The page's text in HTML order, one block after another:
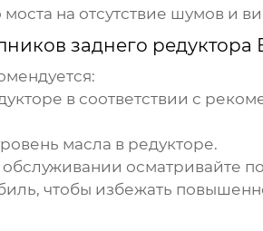
моста на отсутствие шумов и
заднего редуктора
в соответствии с
масла в редукторе.
осматривайте
чтобы избежать